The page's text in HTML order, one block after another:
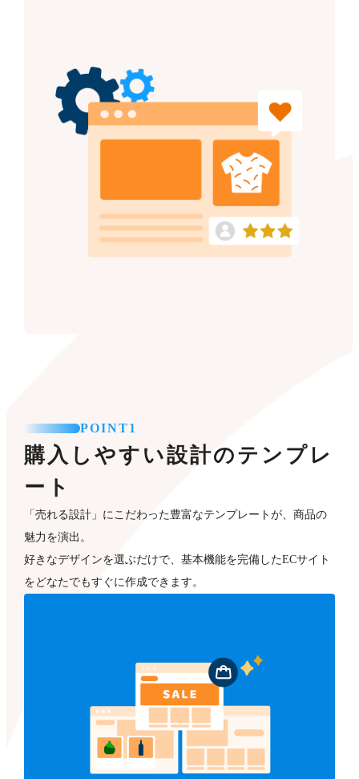
POINT1
購入しやすい設計のテンプレ
ート
「売れる設計」にこだわった豊富なテンプレートが、商品の
魅力を演出。
好きなデザインを選ぶだけで、基本機能を完備したECサイト
をどなたでもすぐに作成できます。